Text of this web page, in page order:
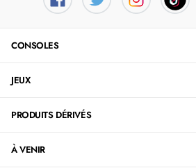
CONSOLES
JEUX
PRODUITS DÉRIVÉS
À VENIR